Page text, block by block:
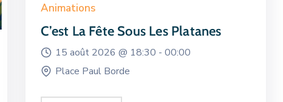
Animations
C’est La Fête Sous Les Platanes
15 août 2026 @ 18:30 -00:00
Place Paul Borde